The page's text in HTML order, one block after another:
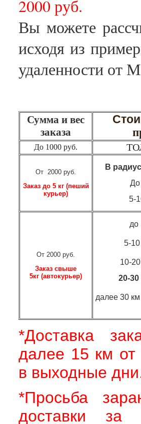
2000 руб.
Вы можете
исходя из
удаленности
Сумма и вес
заказа
До 1000 руб.
От 2000 руб.
Заказ до 5 кг (пеший
курьер)
В
5-
От 2000 руб.
Заказ свыше
5кг (автокурьер)
5-
10-20
20-30
далее 30
*Доставка
далее 15 км
в выходные
*Просьба
доставки